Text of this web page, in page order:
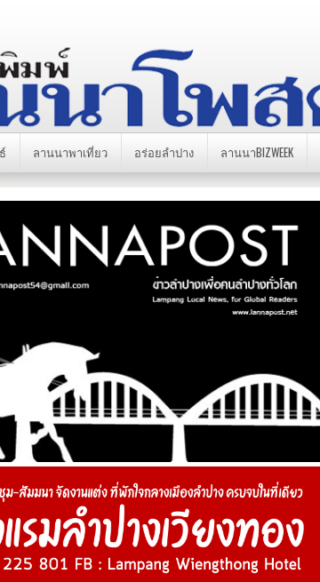
ลานนาพาเที่ยว อร่อยลำปาง ลานนาBIZWEEK